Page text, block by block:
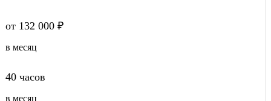
от 132 000 ₽
в месяц
40 часов
в месяц